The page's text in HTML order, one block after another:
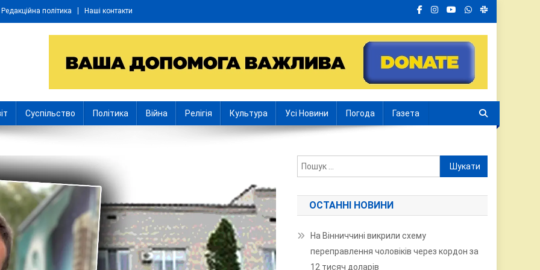
Редакційна політика Наші контакти
Суспільство Політика Війна Релігія Культура Усі Новини Погода Газета
Пошук:
ОСТАННІ НОВИНИ
На Вінниччині викрили схему
переправлення чоловіків через кордон за
12 тисяч доларів